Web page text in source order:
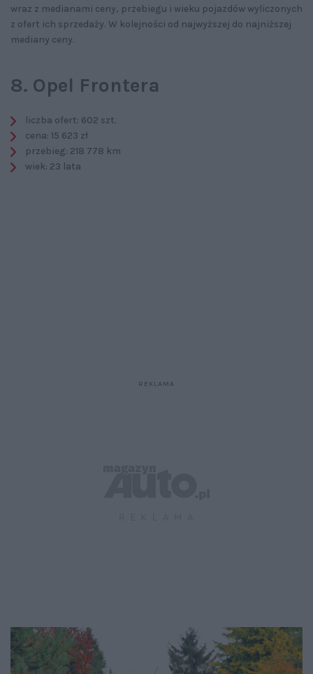
wraz z medianami ceny, przebiegu i wieku pojazdów wyliczonych
z ofert ich sprzedaży. W kolejności od najwyższej do najniższej
mediany ceny.
8. Opel Frontera
liczba ofert: 602 szt.
cena: 15 623 zł
przebieg: 218 778 km
wiek: 23 lata